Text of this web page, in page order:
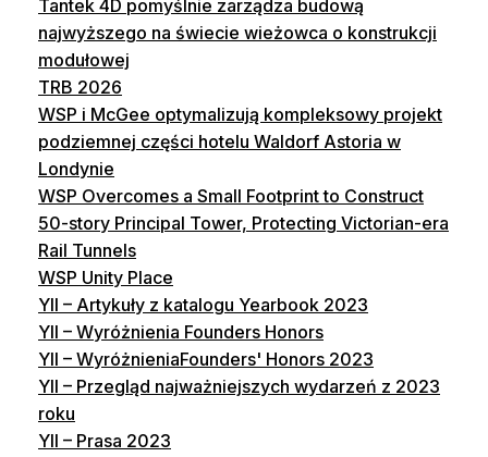
Tantek 4D pomyślnie zarządza budową
najwyższego na świecie wieżowca o konstrukcji
modułowej
TRB 2026
WSP i McGee optymalizują kompleksowy projekt
podziemnej części hotelu Waldorf Astoria w
Londynie
WSP Overcomes a Small Footprint to Construct
50-story Principal Tower, Protecting Victorian-era
Rail Tunnels
WSP Unity Place
YII – Artykuły z katalogu Yearbook 2023
YII – Wyróżnienia Founders Honors
YII – WyróżnieniaFounders' Honors 2023
YII – Przegląd najważniejszych wydarzeń z 2023
roku
YII – Prasa 2023